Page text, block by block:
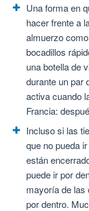
Una forma en
hacer frente a
almuerzo
bocadillos
una botella de
durante un par
activa cuando
Francia:
Incluso si las
que no pueda
están
puede ir por
mayoría de las
por dentro.